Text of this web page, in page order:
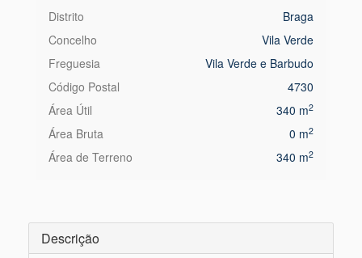
Distrito
Braga
Concelho
Vila Verde
Freguesia
Vila Verde e Barbudo
Código Postal
4730
Área Útil
340 m2
Área Bruta 0 m2
Área de Terreno 340 m2
Descrição